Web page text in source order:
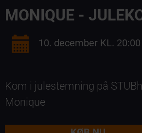
MONIQUE -
10. december KL. 20:00
Kom i julestemning på
Monique